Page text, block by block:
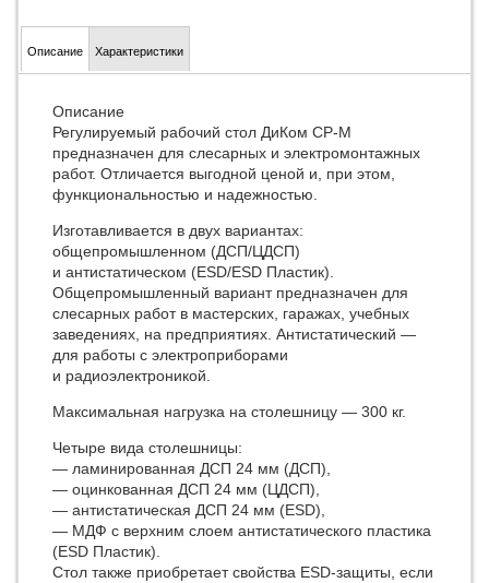
Описание Характеристики
Описание
Регулируемый рабочий стол ДиКом СР-М
предназначен для слесарных и электромонтажных
работ. Отличается выгодной ценой и, при этом,
функциональностью и надежностью.
Изготавливается в двух вариантах:
общепромышленном (ДСП/ЦДСП)
и антистатическом (ESD/ESD Пластик).
Общепромышленный вариант предназначен для
слесарных работ в мастерских, гаражах, учебных
заведениях, на предприятиях. Антистатический —
для работы с электроприборами
и радиоэлектроникой.
Максимальная нагрузка на столешницу — 300 кг.
Четыре вида столешницы:
— ламинированная ДСП 24 мм (ДСП),
— оцинкованная ДСП 24 мм (ЦДСП),
— антистатическая ДСП 24 мм (ESD),
— МДФ с верхним слоем антистатического пластика
(ESD Пластик).
Стол также приобретает свойства ESD-защиты, если